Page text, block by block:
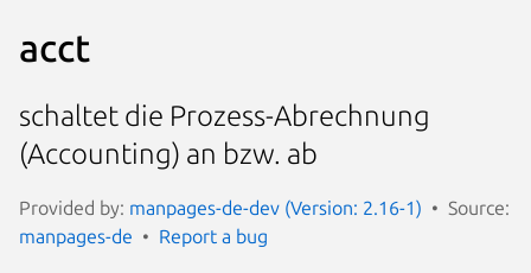
acct
schaltet die Prozess-Abrechnung
(Accounting) an bzw. ab
Provided by: manpages-de-dev (Version: 2.16-1)
Source:
manpages-de
Report a bug